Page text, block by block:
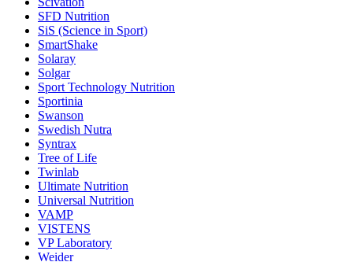
SFD Nutrition
SiS (Science in Sport)
SmartShake
Solaray
Solgar
Sport Technology Nutrition
Sportinia
Swanson
Swedish Nutra
Syntrax
Tree of Life
Twinlab
Ultimate Nutrition
Universal Nutrition
VAMP
VISTENS
VP Laboratory
Weider